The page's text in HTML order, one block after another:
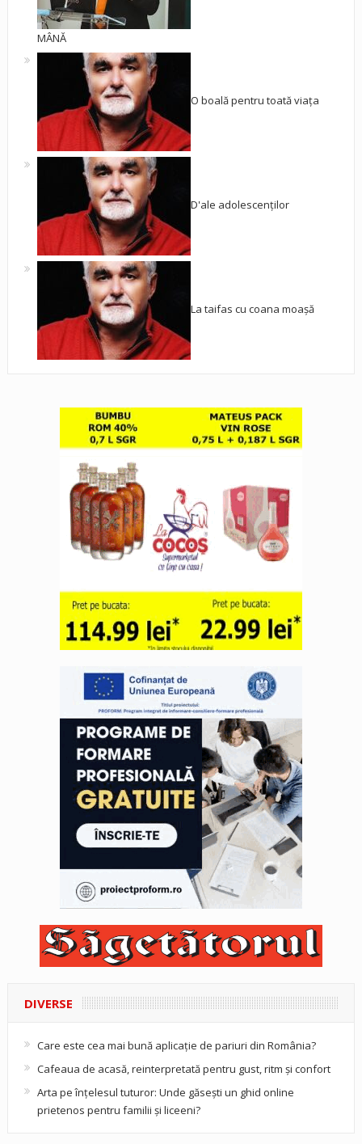
MÂNĂ
O boală pentru toată viața
D'ale adolescenților
La taifas cu coana moașă
DIVERSE
Care este cea mai bună aplicație de pariuri din România?
Cafeaua de acasă, reinterpretată pentru gust, ritm și confort
Arta pe înțelesul tuturor: Unde găsești un ghid online
prietenos pentru familii și liceeni?